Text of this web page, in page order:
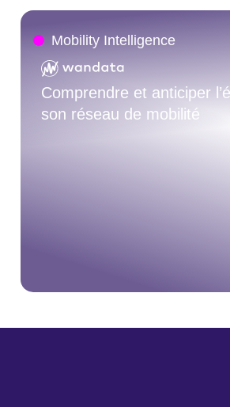
Mobility Intelligence
Comprendre et anticiper
son réseau de mobilité